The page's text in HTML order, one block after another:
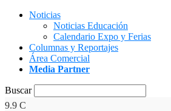
Noticias
Noticias Educación
Calendario Expo y Ferias
Columnas y Reportajes
Área Comercial
Media Partner
Buscar
9.9 C